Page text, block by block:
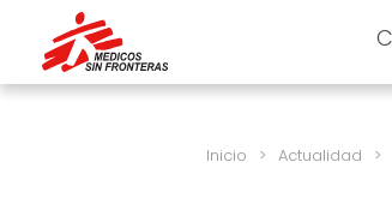
Inicio > Actualidad >